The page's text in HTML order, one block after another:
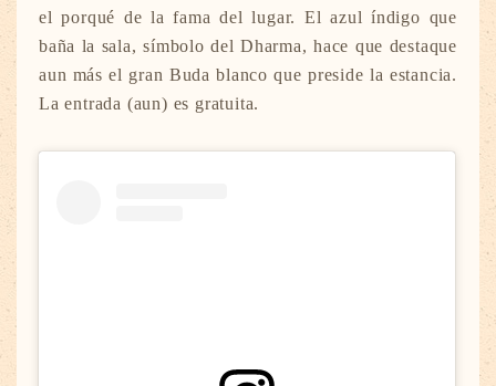
el porqué de la fama del lugar. El azul índigo que
baña la sala, símbolo del Dharma, hace que destaque
aun más el gran Buda blanco que preside la estancia.
La entrada (aun) es gratuita.